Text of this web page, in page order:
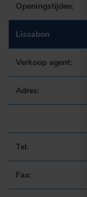
Openingstijden:
Lissabon
Verkoop agent:
Adres:
Tel:
Fax: